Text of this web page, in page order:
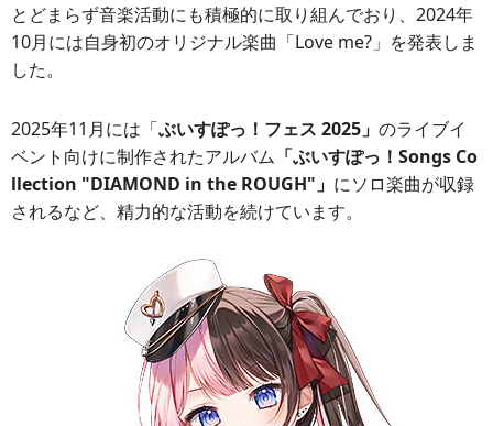
とどまらず音楽活動にも積極的に取り組んでおり、2024年
10月には自身初のオリジナル楽曲「Love me?」を発表しま
した。
2025年11月には「ぶいすぽっ！フェス 2025」 のライブイ
ベント向けに制作されたアルバム 「ぶいすぽっ！Songs Co
llection "DIAMOND in the ROUGH"」 にソロ楽曲が収録
されるなど、精力的な活動を続けています。